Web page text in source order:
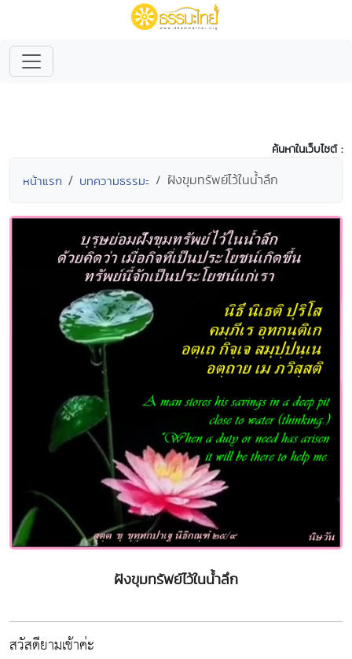
ค้นหาในเว็บไซต์ :
หน้าแรก บทความธรรมะ ฝังขุมทรัพย์ไว้ในน้ำลึก
ฝังขุมทรัพย์ไว้ในน้ำลึก
สวัสดียามเช้าค่ะ